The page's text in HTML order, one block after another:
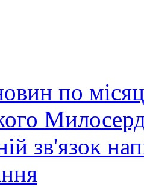
по
зв'язок